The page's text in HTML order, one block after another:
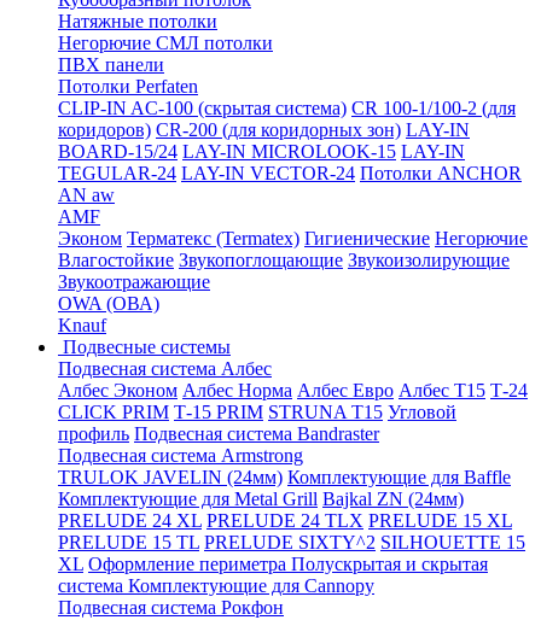
Натяжные потолки
Негорючие СМЛ потолки
ПВХ панели
Потолки Perfaten
CLIP-IN AC-100 (скрытая система) CR 100-1/100-2 (для
коридоров) CR-200 (для коридорных зон) LAY-IN
BOARD-15/24 LAY-IN MICROLOOK-15 LAY-IN
TEGULAR-24 LAY-IN VECTOR-24 Потолки ANCHOR
AN aw
AMF
Эконом Терматекс (Termatex) Гигиенические Негорючие
Влагостойкие Звукопоглощающие Звукоизолирующие
Звукоотражающие
OWA (ОВА)
Knauf
Подвесные системы
Подвесная система Албес
Албес Эконом Албес Норма Албес Евро Албес T15 Т-24
CLICK PRIM Т-15 PRIM STRUNA Т15 Угловой
профиль Подвесная система Bandraster
Подвесная система Armstrong
TRULOK JAVELIN (24мм) Комплектующие для Baffle
Комплектующие для Metal Grill Bajkal ZN (24мм)
PRELUDE 24 XL PRELUDE 24 TLX PRELUDE 15 XL
PRELUDE 15 TL PRELUDE SIXTY^2 SILHOUETTE 15
XL Оформление периметра Полускрытая и скрытая
система Комплектующие для Cannopy
Подвесная система Рокфон